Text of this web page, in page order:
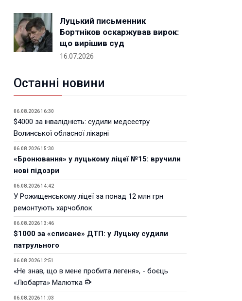
Луцький письменник
Бортніков оскаржував вирок:
що вирішив суд
16.07.2026
Останні новини
06.08.2026 16:30
$4000 за інвалідність: судили медсестру
Волинської обласної лікарні
06.08.2026 15:30
«Бронювання» у луцькому ліцеї №15: вручили
нові підозри
06.08.2026 14:42
У Рожищенському ліцеї за понад 12 млн грн
ремонтують харчоблок
06.08.2026 13:46
$1000 за «списане» ДТП: у Луцьку судили
патрульного
06.08.2026 12:51
«Не знав, що в мене пробита легеня», - боєць
«Любарта» Малютка
06.08.2026 11:03